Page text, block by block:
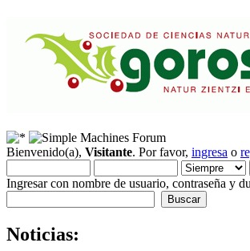
Bienvenido(a), Visitante. Por favor, ingresa o
Ingresar con nombre de usuario, contraseña y
Noticias: